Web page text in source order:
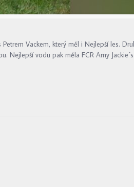
Vackem, který měl i Nejlepší les.
Nejlepší vodu pak měla FCR Arny